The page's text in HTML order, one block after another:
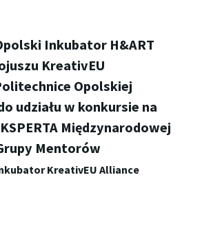
Inkubator H&ART
KreativEU
Opolskiej
udziału w konkursie na
Międzynarodowej
Mentorów
KreativEU Alliance